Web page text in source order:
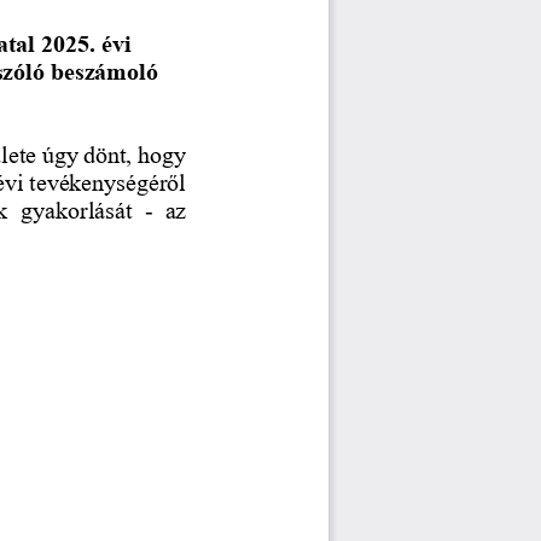
2025. évi
beszámoló
úgy dönt, hogy
tevékenységéről
gyakorlását - az